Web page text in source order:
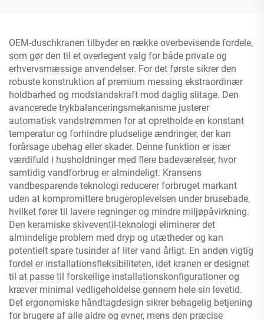
OEM-duschkranen tilbyder en række overbevisende fordele,
som gør den til et overlegent valg for både private og
erhvervsmæssige anvendelser. For det første sikrer den
robuste konstruktion af premium messing ekstraordinær
holdbarhed og modstandskraft mod daglig slitage. Den
avancerede trykbalanceringsmekanisme justerer
automatisk vandstrømmen for at opretholde en konstant
temperatur og forhindre pludselige ændringer, der kan
forårsage ubehag eller skader. Denne funktion er især
værdifuld i husholdninger med flere badeværelser, hvor
samtidig vandforbrug er almindeligt. Kransens
vandbesparende teknologi reducerer forbruget markant
uden at kompromittere brugeroplevelsen under brusebade,
hvilket fører til lavere regninger og mindre miljøpåvirkning.
Den keramiske skiveventil-teknologi eliminerer det
almindelige problem med dryp og utætheder og kan
potentielt spare tusinder af liter vand årligt. En anden vigtig
fordel er installationsfleksibiliteten, idet kranen er designet
til at passe til forskellige installationskonfigurationer og
kræver minimal vedligeholdelse gennem hele sin levetid.
Det ergonomiske håndtagdesign sikrer behagelig betjening
for brugere af alle aldre og evner, mens den præcise